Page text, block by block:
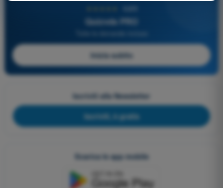
Quizvds PRO
Inizia subito
Iscriviti alla Newsletter
Iscriviti, è gratis
Scarica le app mobile